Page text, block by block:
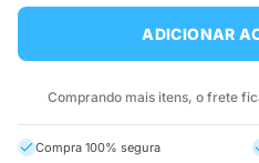
ADICIONAR
Comprando mais itens, o frete
Compra 100% segura